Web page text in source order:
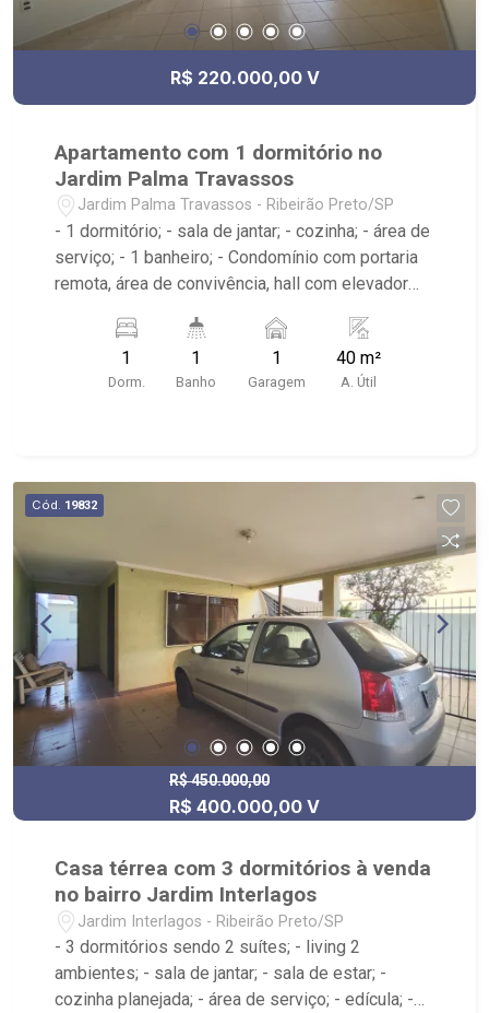
R$ 220.000,00 V
Apartamento com 1 dormitório no
Jardim Palma Travassos
Jardim Palma Travassos - Ribeirão Preto/SP
- 1 dormitório; - sala de jantar; - cozinha; - área de
serviço; - 1 banheiro; - Condomínio com portaria
remota, área de convivência, hall com elevador
1
Dorm.
1
Banho
1
Garagem
40 m²
A. Útil
Cód. 19832
R$ 450.000,00
R$ 400.000,00 V
Casa térrea com 3 dormitórios à venda
no bairro Jardim Interlagos
Jardim Interlagos - Ribeirão Preto/SP
- 3 dormitórios sendo 2 suítes; - living 2
ambientes; - sala de jantar; - sala de estar; -
cozinha planejada; - área de serviço; - edícula; -